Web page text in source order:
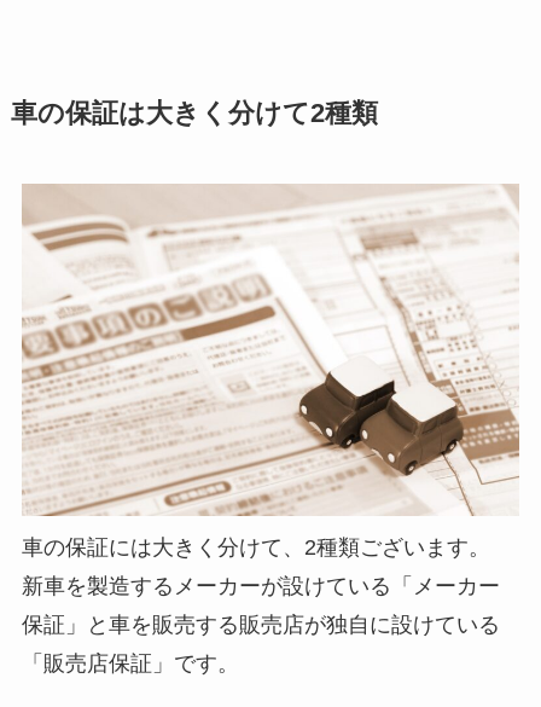
車の保証は大きく分けて2種類
車の保証には大きく分けて、2種類ございます。
新車を製造するメーカーが設けている「メーカー
保証」と車を販売する販売店が独自に設けている
「販売店保証」です。